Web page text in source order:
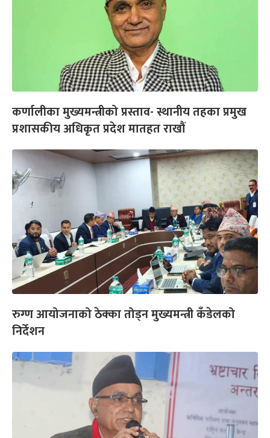
कर्णालीका मुख्यमन्त्रीको प्रस्ताव- स्थानीय तहका प्रमुख
प्रशासकीय अधिकृत प्रदेश मातहत राखौं
रुग्ण आयोजनाको ठेक्का तोड्न मुख्यमन्त्री कँडेलको
निर्देशन